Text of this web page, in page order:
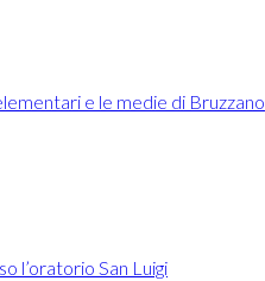
e le medie di Bruzzano
l’oratorio San Luigi